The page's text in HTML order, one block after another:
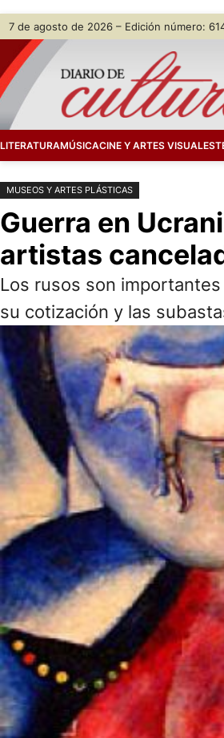
Saltar
contenido
Skip
content
7 de agosto de 2026 – Edición número:
LITERATURAMÚSICACINE Y ARTES VISUALES
MUSEOS Y ARTES PLÁSTICAS
Guerra en
artistas
Los rusos son
su cotización y las